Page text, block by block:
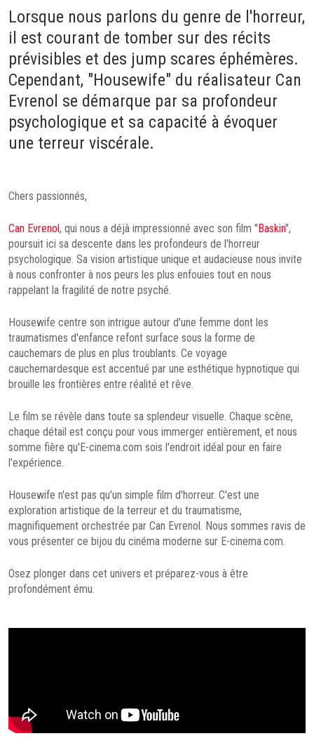
Lorsque nous parlons du genre de l'horreur,
il est courant de tomber sur des récits
prévisibles et des jump scares éphémères.
Cependant, "Housewife" du réalisateur Can
Evrenol se démarque par sa profondeur
psychologique et sa capacité à évoquer
une terreur viscérale.
Chers passionnés,
Can Evrenol, qui nous a déjà impressionné avec son film "Baskin",
poursuit ici sa descente dans les profondeurs de l'horreur
psychologique. Sa vision artistique unique et audacieuse nous invite
à nous confronter à nos peurs les plus enfouies tout en nous
rappelant la fragilité de notre psyché.
Housewife centre son intrigue autour d'une femme dont les
traumatismes d'enfance refont surface sous la forme de
cauchemars de plus en plus troublants. Ce voyage
cauchemardesque est accentué par une esthétique hypnotique qui
brouille les frontières entre réalité et rêve.
Le film se révèle dans toute sa splendeur visuelle. Chaque scène,
chaque détail est conçu pour vous immerger entièrement, et nous
somme fière qu'E-cinema.com sois l'endroit idéal pour en faire
l'expérience.
Housewife n'est pas qu'un simple film d'horreur. C'est une
exploration artistique de la terreur et du traumatisme,
magnifiquement orchestrée par Can Evrenol. Nous sommes ravis de
vous présenter ce bijou du cinéma moderne sur E-cinema.com.
Osez plonger dans cet univers et préparez-vous à être
profondément ému.